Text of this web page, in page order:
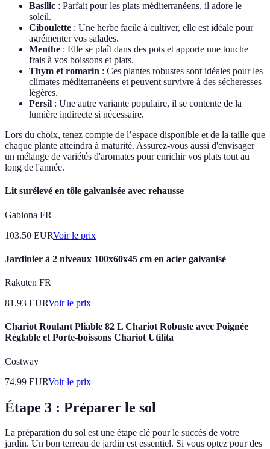
Basilic : Parfait pour les plats méditerranéens, il adore le
soleil.
Ciboulette : Une herbe facile à cultiver, elle est idéale pour
agrémenter vos salades.
Menthe : Elle se plaît dans des pots et apporte une touche
frais à vos boissons et plats.
Thym et romarin : Ces plantes robustes sont idéales pour les
climates méditerranéens et peuvent survivre à des sécheresses
légères.
Persil : Une autre variante populaire, il se contente de la
lumière indirecte si nécessaire.
Lors du choix, tenez compte de l’espace disponible et de la taille que
chaque plante atteindra à maturité. Assurez-vous aussi d'envisager
un mélange de variétés d'aromates pour enrichir vos plats tout au
long de l'année.
Lit surélevé en tôle galvanisée avec rehausse
Gabiona FR
103.50 EURVoir le prix
Jardinier à 2 niveaux 100x60x45 cm en acier galvanisé
Rakuten FR
81.93 EURVoir le prix
Chariot Roulant Pliable 82 L Chariot Robuste avec Poignée
Réglable et Porte-boissons Chariot Utilita
Costway
74.99 EURVoir le prix
Étape 3 : Préparer le sol
La préparation du sol est une étape clé pour le succès de votre
jardin. Un bon terreau de jardin est essentiel. Si vous optez pour des